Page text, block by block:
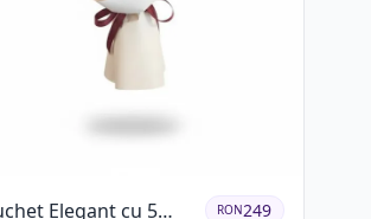
Elegant cu 5 RON249